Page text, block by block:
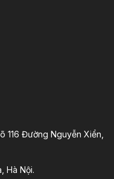
116 Đường Nguyễn Xiển,
Hà Nội.